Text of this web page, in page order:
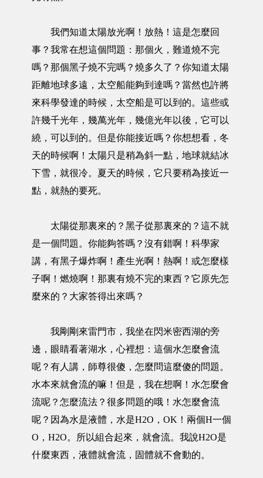
我們知道太陽放光啊！放熱！這是怎麼回
事？我常在想這個問題：那個火，難道燒不完
嗎？那個黑子燒不完嗎？燒多久了？你知道太陽
距離地球多遠，太空船能夠到達嗎？當然也許將
來科學發達的時候，太空船是可以到的。這些或
許幾千光年，幾萬光年，幾億光年以後，它可以
繞，可以到的。但是你能接近嗎？你想想看，冬
天的時候啊！太陽只是稍為斜一點，地球就結冰
下雪，就很冷。夏天的時候，它只要稍為接近一
點，就熱的要死。
太陽從那裏來的？黑子從那裏來的？這不就
是一個問題。你能夠答嗎？沒有錯啊！科學家
講，有黑子爆炸啊！產生光啊！熱啊！或怎麼樣
子啊！燃燒啊！那裏有燒不完的東西？它原先怎
麼來的？大家答得出來嗎？
我剛剛來雷門市，我坐在閃米密西湖的旁
邊，眼睛看著湖水，心裡想：這個水怎麼會流
呢？有人講，師尊很傻，怎麼問這麼傻的問題。
水本來就會流的嘛！但是，我在想啊！水怎麼會
流呢？怎麼流法？很多問題的哦！水怎麼會流
呢？因為水是液體，水是H2O，OK！兩個H一個
O，H2O。所以組合起來，就會流。我說H2O是
什麼東西，液體就會流，固體就不會動的。